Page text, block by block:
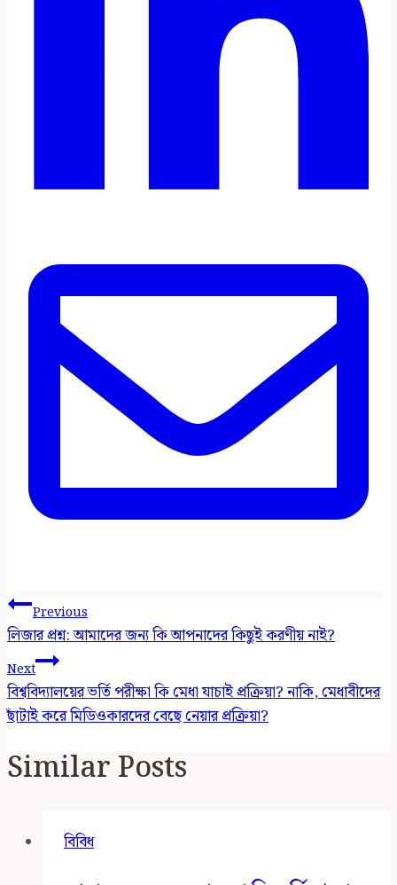
Post
Navigation
Previous
লিজার প্রশ্ন: আমাদের জন্য কি আপনাদের কিছুই করণীয় নাই?
Next
বিশ্ববিদ্যালয়ের ভর্তি পরীক্ষা কি মেধা যাচাই প্রক্রিয়া? নাকি, মেধাবীদের
ছাঁটাই করে মিডিওকারদের বেছে নেয়ার প্রক্রিয়া?
Similar Posts
বিবিধ